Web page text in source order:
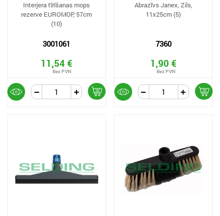
Interjera tīrīšanas mops
rezerve EUROMOP, 57cm
(10)
3001061
11,54 €
Abrazīvs Janex, Zils,
11x25cm (5)
7360
1,90 €